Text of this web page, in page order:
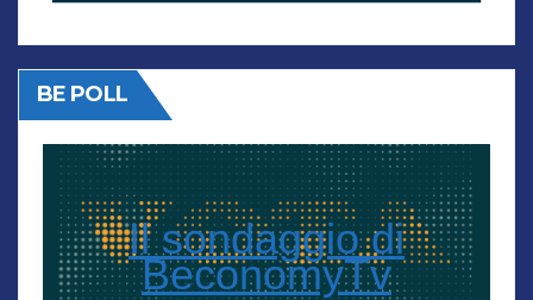
BE POLL
Il sondaggio di
BeconomyTv